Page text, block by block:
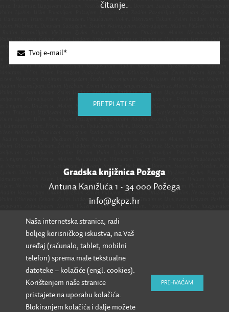
čitanje.
PRETPLATI SE
Gradska knjižnica Požega
Antuna Kanižlića 1 • 34 000 Požega
info@gkpz.hr
SVI KONTAKTI
Naša internetska stranica, radi
boljeg korisničkog iskustva, na Vaš
uređaj (računalo, tablet, mobilni
telefon) sprema male tekstualne
datoteke – kolačiće (engl. cookies).
Korištenjem naše stranice
pristajete na uporabu kolačića.
Blokiranjem kolačića i dalje možete
PRIHVAĆAM